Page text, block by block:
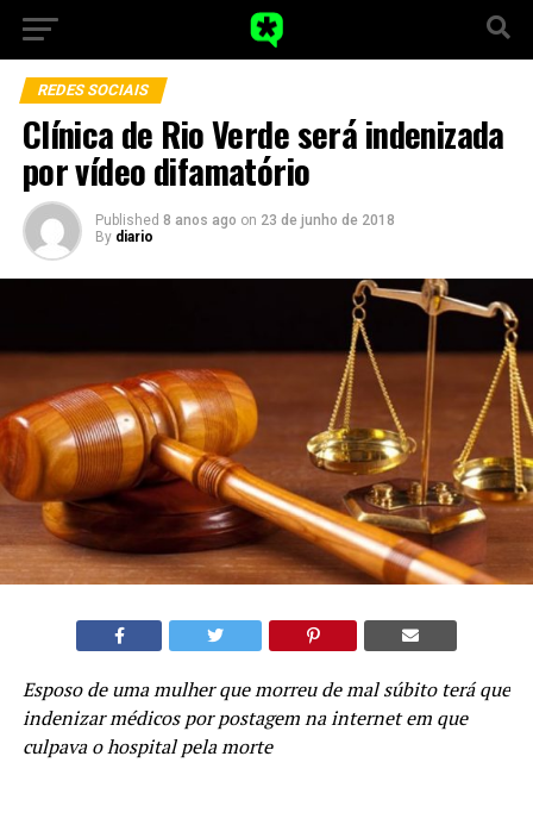
REDES SOCIAIS
Clínica de Rio Verde será indenizada
por vídeo difamatório
Published 8 anos ago on 23 de junho de 2018
By diario
Esposo de uma mulher que morreu de mal súbito terá que
indenizar médicos por postagem na internet em que
culpava o hospital pela morte